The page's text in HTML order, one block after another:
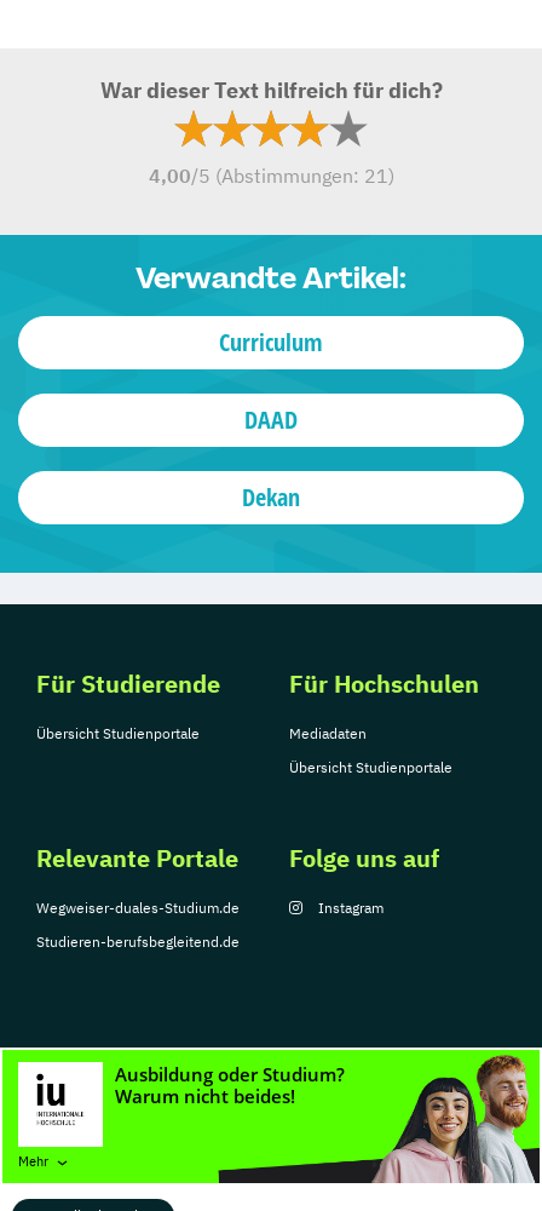
Mehr
War dieser Text hilfreich für dich?
4,00/5 (Abstimmungen: 21)
Verwandte Artikel:
Curriculum
DAAD
Dekan
Für Studierende
Übersicht Studienportale
Für Hochschulen
Mediadaten
Übersicht Studienportale
Relevante Portale
Wegweiser-duales-Studium.de
Studieren-berufsbegleitend.de
Folge uns auf
Instagram
© Copyright 2026, TarGroup Media GmbH
Nutzungsbedingungen